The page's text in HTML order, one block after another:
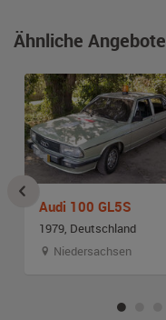
Ähnliche Angebote
Audi 100 GL5S
1979, Deutschland
Niedersachsen